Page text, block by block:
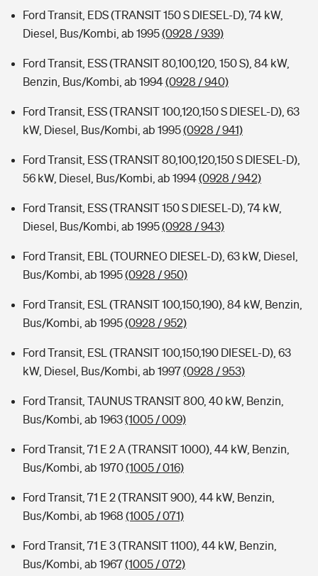
Ford Transit, EDS (TRANSIT 150 S DIESEL-D), 74 kW,
Diesel, Bus/Kombi, ab 1995(0928 / 939)
Ford Transit, ESS (TRANSIT 80,100,120, 150 S), 84 kW,
Benzin, Bus/Kombi, ab 1994(0928 / 940)
Ford Transit, ESS (TRANSIT 100,120,150 S DIESEL-D), 63
kW, Diesel, Bus/Kombi, ab 1995(0928 / 941)
Ford Transit, ESS (TRANSIT 80,100,120,150 S DIESEL-D),
56 kW, Diesel, Bus/Kombi, ab 1994(0928 / 942)
Ford Transit, ESS (TRANSIT 150 S DIESEL-D), 74 kW,
Diesel, Bus/Kombi, ab 1995(0928 / 943)
Ford Transit, EBL (TOURNEO DIESEL-D), 63 kW, Diesel,
Bus/Kombi, ab 1995(0928 / 950)
Ford Transit, ESL (TRANSIT 100,150,190), 84 kW, Benzin,
Bus/Kombi, ab 1995(0928 / 952)
Ford Transit, ESL (TRANSIT 100,150,190 DIESEL-D), 63
kW, Diesel, Bus/Kombi, ab 1997(0928 / 953)
Ford Transit, TAUNUS TRANSIT 800, 40 kW, Benzin,
Bus/Kombi, ab 1963(1005 / 009)
Ford Transit, 71 E 2 A (TRANSIT 1000), 44 kW, Benzin,
Bus/Kombi, ab 1970(1005 / 016)
Ford Transit, 71 E 2 (TRANSIT 900), 44 kW, Benzin,
Bus/Kombi, ab 1968 (1005 / 071)
Ford Transit, 71 E 3 (TRANSIT 1100), 44 kW, Benzin,
Bus/Kombi, ab 1967(1005 / 072)